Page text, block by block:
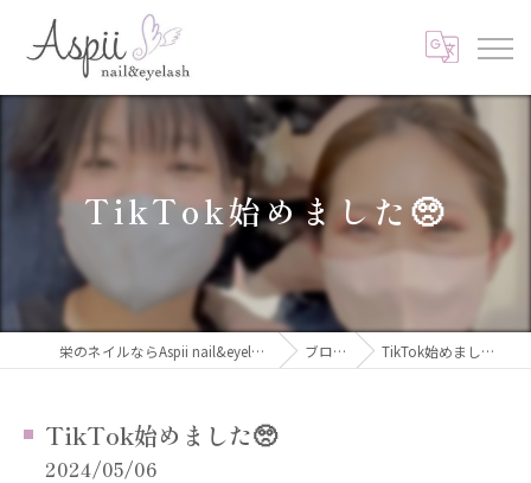
TikTok始めました🥺
栄のネイルならAspii nail&eyelash ブログ TikTok始めました🥺
TikTok始めました🥺
2024/05/06